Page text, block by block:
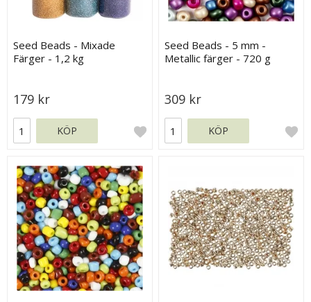
Seed Beads - Mixade
Färger - 1,2 kg
179 kr
KÖP
Seed Beads - 5 mm -
Metallic färger - 720 g
309 kr
KÖP